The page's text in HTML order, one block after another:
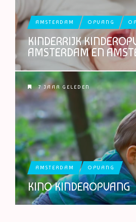
AMSTERDAM OPVANG
KINDERRIJK
AMSTERDAM EN
7 JAAR GELEDEN
AMSTERDAM OPVANG
KINO KINDEROPVANG